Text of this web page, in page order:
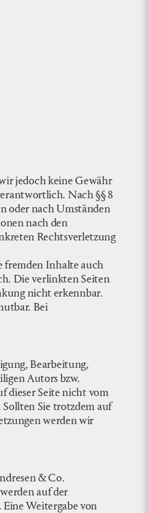
jedoch keine Gewähr
Nach §§ 8
oder nach Umständen
nach den
Rechtsverletzung
fremden Inhalte auch
Die verlinkten Seiten
nicht erkennbar.
Bei
Bearbeitung,
Autors bzw.
dieser Seite nicht vom
Sie trotzdem auf
werden wir
& Co.
auf der
Weitergabe von